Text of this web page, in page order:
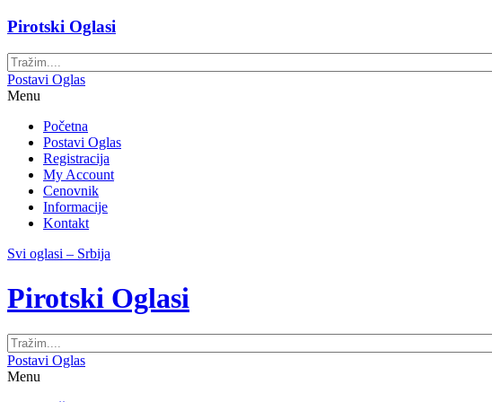
Pirotski Oglasi
Postavi Oglas
Menu
Početna
Postavi Oglas
Registracija
My Account
Cenovnik
Informacije
Kontakt
Svi oglasi – Srbija
Pirotski Oglasi
Postavi Oglas
Menu